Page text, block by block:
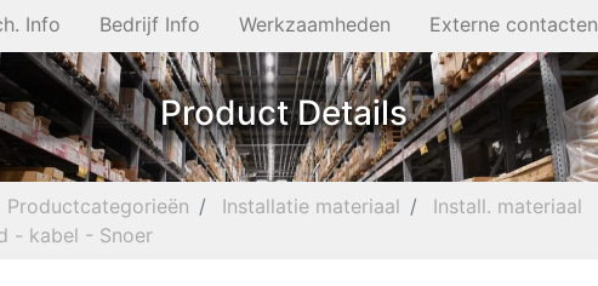
Info Bedrijf Info Werkzaamheden Externe contacten
Product Details
Productcategorieën Installatie materiaal
Install. materiaal
- kabel - Snoer